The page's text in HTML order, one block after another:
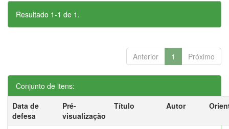
Resultado 1-1 de 1.
Anterior 1 Próximo
Conjunto de itens:
Data de
defesa
Pré-
visualização
Título Autor